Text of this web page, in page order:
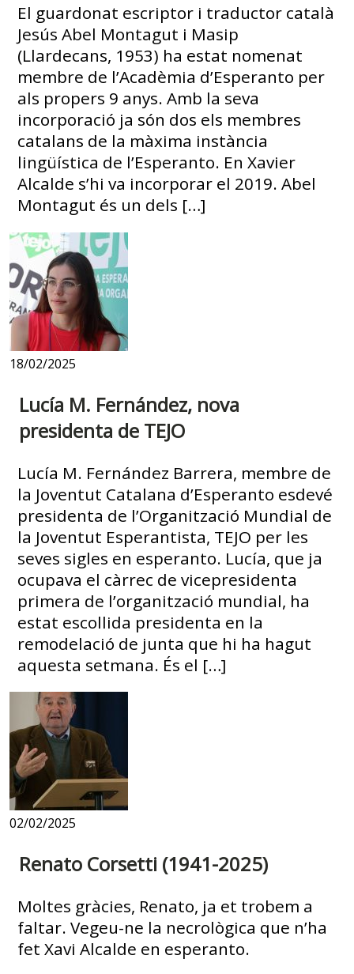
El guardonat escriptor i traductor català
Jesús Abel Montagut i Masip
(Llardecans, 1953) ha estat nomenat
membre de l’Acadèmia d’Esperanto per
als propers 9 anys. Amb la seva
incorporació ja són dos els membres
catalans de la màxima instància
lingüística de l’Esperanto. En Xavier
Alcalde s’hi va incorporar el 2019. Abel
Montagut és un dels […]
18/02/2025
Lucía M. Fernández, nova
presidenta de TEJO
Lucía M. Fernández Barrera, membre de
la Joventut Catalana d’Esperanto esdevé
presidenta de l’Organització Mundial de
la Joventut Esperantista, TEJO per les
seves sigles en esperanto. Lucía, que ja
ocupava el càrrec de vicepresidenta
primera de l’organització mundial, ha
estat escollida presidenta en la
remodelació de junta que hi ha hagut
aquesta setmana. És el […]
02/02/2025
Renato Corsetti (1941-2025)
Moltes gràcies, Renato, ja et trobem a
faltar. Vegeu-ne la necrològica que n’ha
fet Xavi Alcalde en esperanto.